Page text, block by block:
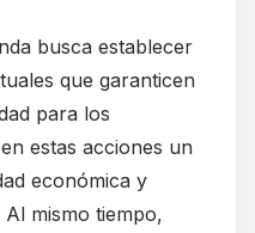
busca establecer
que garanticen
para los
estas acciones un
económica y
mismo tiempo,